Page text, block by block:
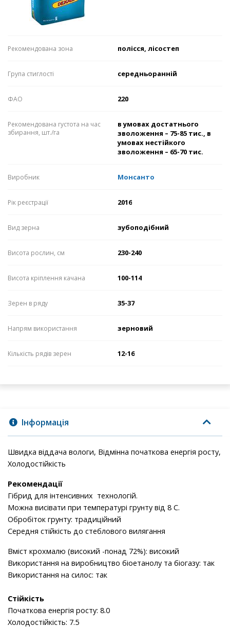
Рекомендована зона полісся, лісостеп
Група стиглості середньоранній
ФАО 220
Рекомендована густота на час
збирання, шт./га
в умовах достатнього
зволоження – 75-85 тис., в
умовах нестійкого
зволоження – 65-70 тис.
Виробник Монсанто
Рік реєстрації 2016
Вид зерна зубоподібний
Висота рослин, см 230-240
Висота кріплення качана 100-114
Зерен в ряду 35-37
Напрям використання зерновий
Кількість рядів зерен 12-16
Інформація
Швидка віддача вологи, Відмінна початкова енергія росту,
Холодостійкість
Рекомендації
Гібрид для інтенсивних технологій.
Можна висівати при температурі грунту від 8 С.
Обробіток грунту: традиційний
Середня стійкість до стеблового вилягання
Вміст крохмалю (високий -понад 72%): високий
Використання на виробництво біоетанолу та біогазу: так
Використання на силос: так
Стійкість
Початкова енергія росту: 8.0
Холодостійкість: 7.5